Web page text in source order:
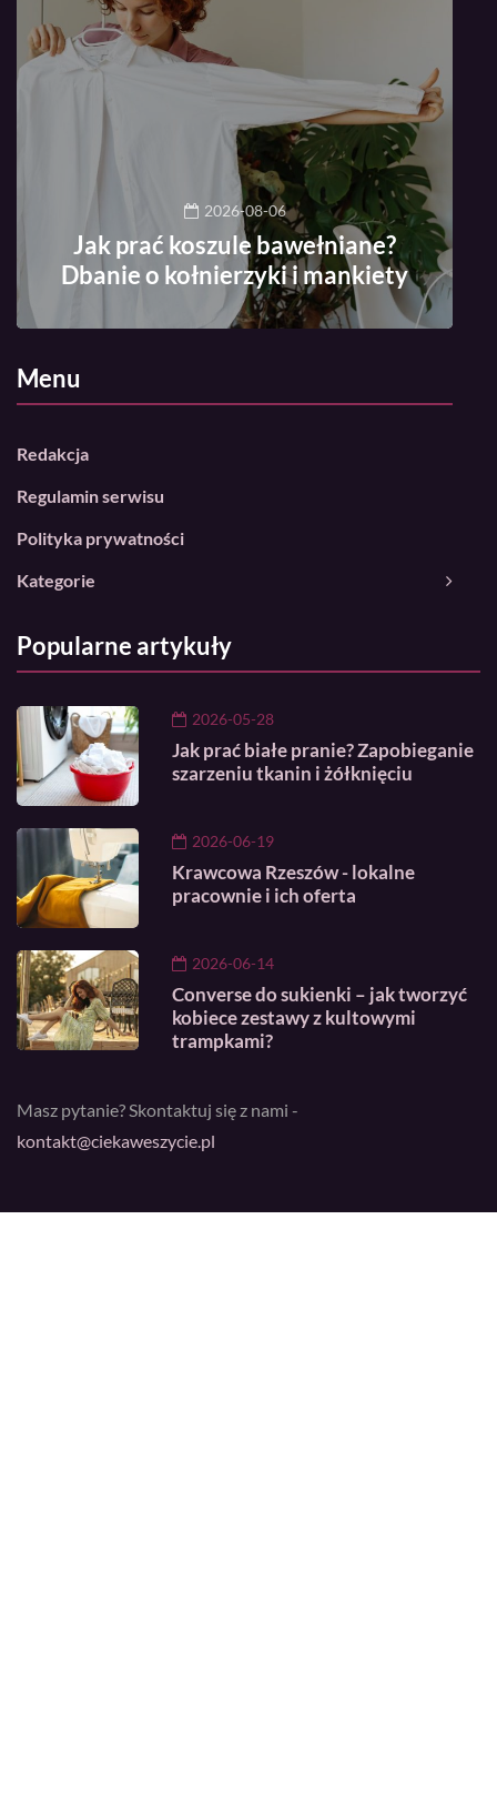
2026-08-06
Jak prać koszule bawełniane?
Dbanie o kołnierzyki i mankiety
Menu
Redakcja
Regulamin serwisu
Polityka prywatności
Kategorie
Popularne artykuły
2026-05-28
Jak prać białe pranie? Zapobieganie
szarzeniu tkanin i żółknięciu
2026-06-19
Krawcowa Rzeszów - lokalne
pracownie i ich oferta
2026-06-14
Converse do sukienki – jak tworzyć
kobiece zestawy z kultowymi
trampkami?
Masz pytanie? Skontaktuj się z nami -
kontakt@ciekaweszycie.pl